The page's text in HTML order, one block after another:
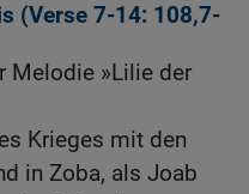
(Verse 7-14: 108,7-
Melodie »Lilie der
Krieges mit den
in Zoba, als Joab